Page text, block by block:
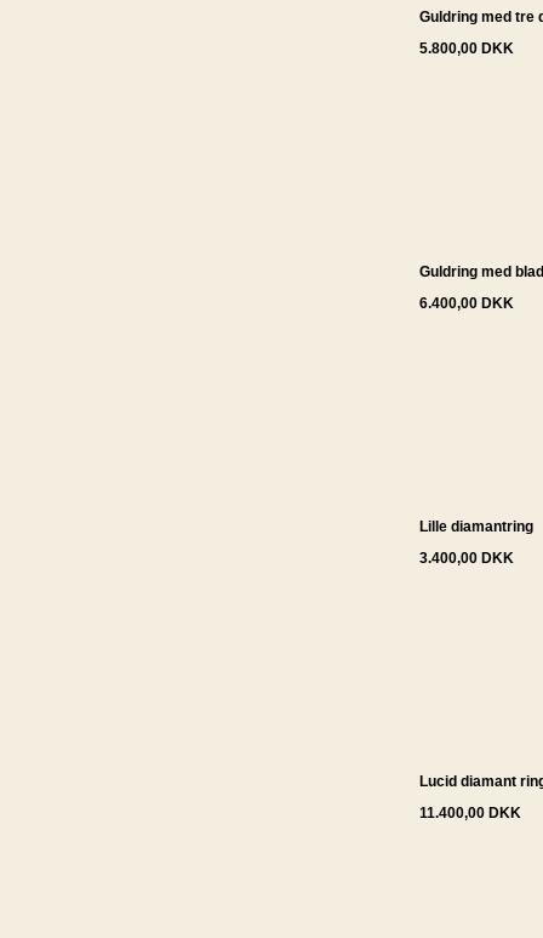
Guldring med tre
5.800,00 DKK
Guldring med
6.400,00 DKK
Lille diamantring
3.400,00 DKK
Lucid diamant
11.400,00 DKK